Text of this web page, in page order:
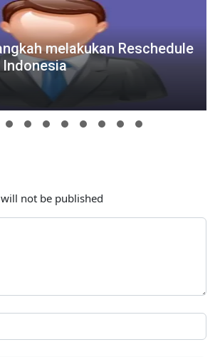
melakukan Reschedule
not be published